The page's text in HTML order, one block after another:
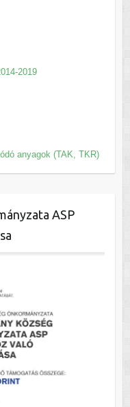
2019
anyagok (TAK, TKR)
ASP